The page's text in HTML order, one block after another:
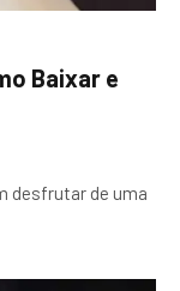
Baixar e
desfrutar de uma